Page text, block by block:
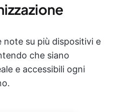
note su più dispositivi e
che siano
e accessibili ogni